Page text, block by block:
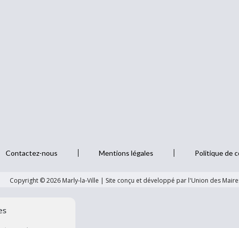
Contactez-nous Mentions légales Politique de
Copyright © 2026 Marly-la-Ville | Site conçu et développé par l'Union des